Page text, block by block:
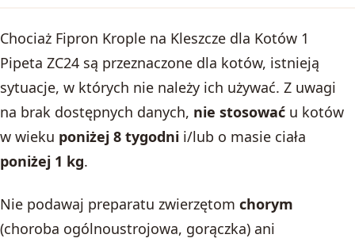
Chociaż Fipron Krople na Kleszcze dla Kotów 1
Pipeta ZC24 są przeznaczone dla kotów, istnieją
sytuacje, w których nie należy ich używać. Z uwagi
na brak dostępnych danych, nie stosować u kotów
w wieku poniżej 8 tygodni i/lub o masie ciała
poniżej 1 kg.
Nie podawaj preparatu zwierzętom chorym
(choroba ogólnoustrojowa, gorączka) ani